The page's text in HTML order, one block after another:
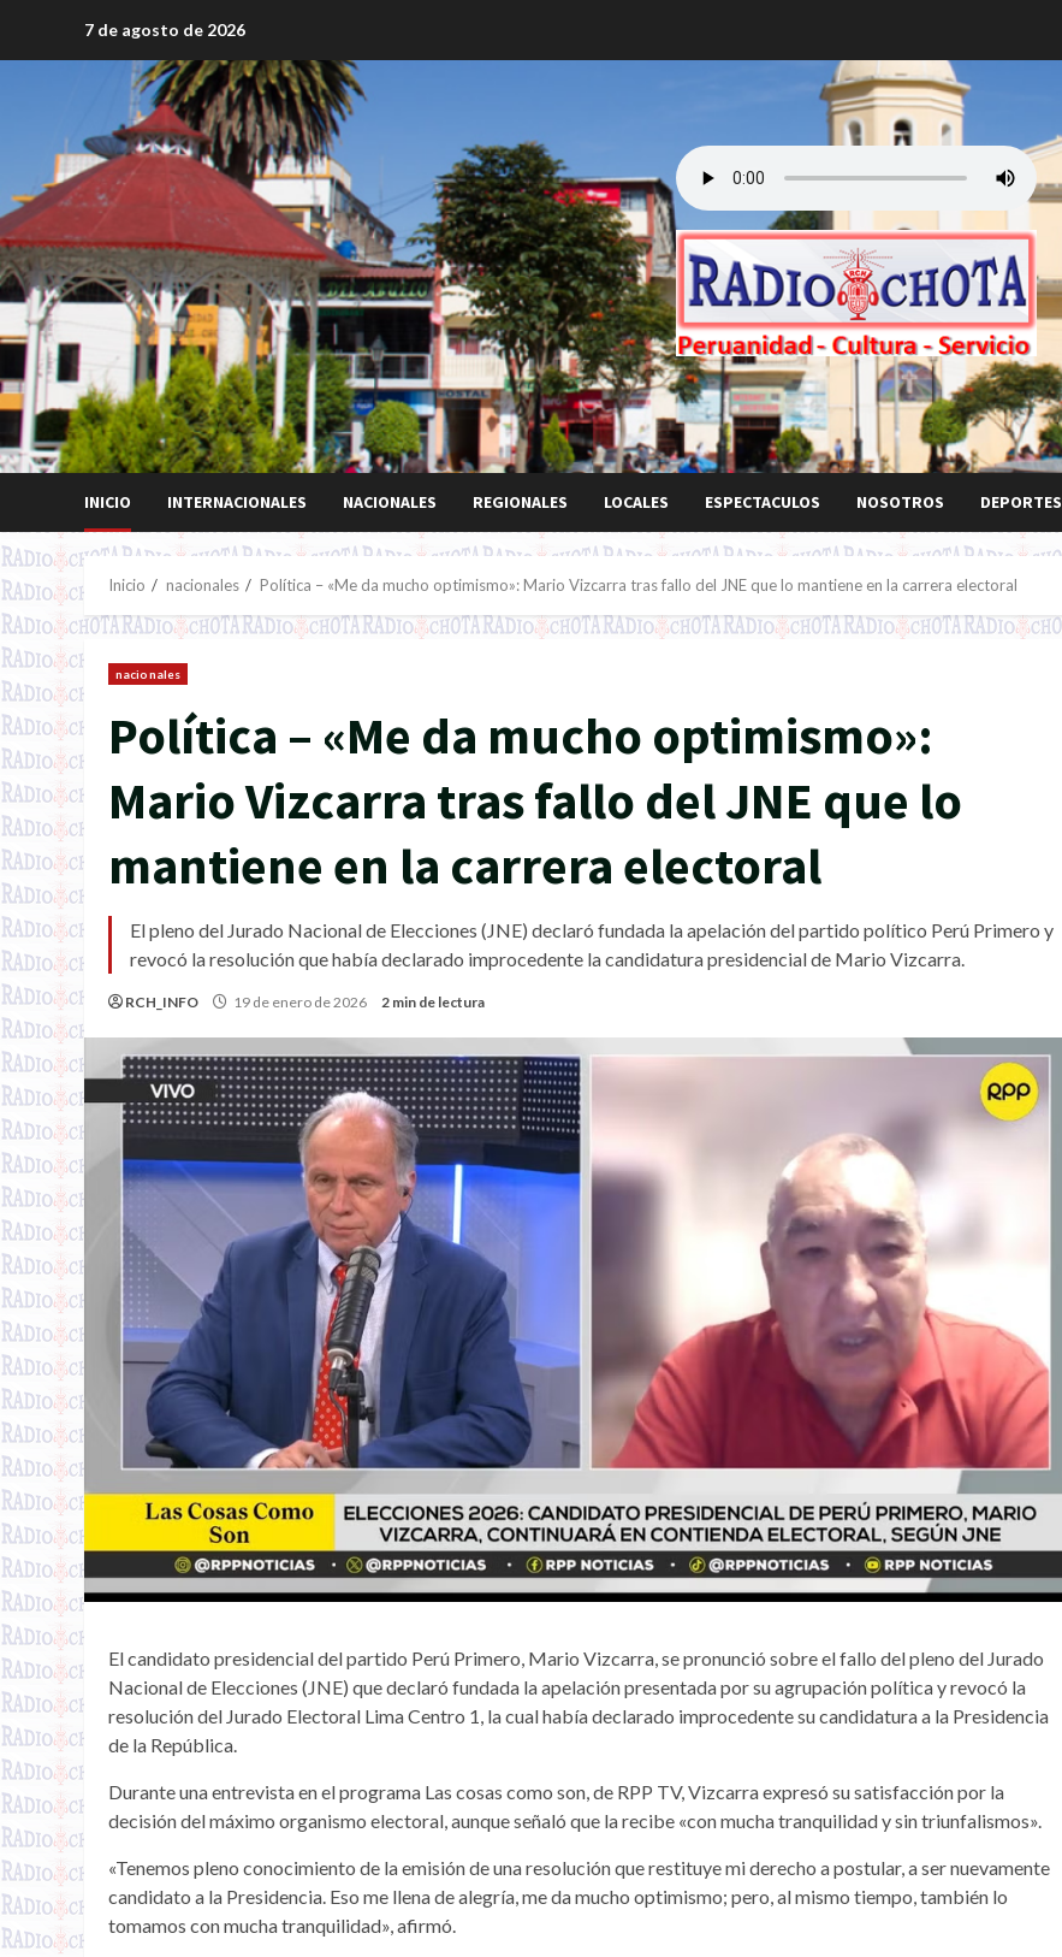
7 de agosto de 2026
INICIO INTERNACIONALES NACIONALES REGIONALES LOCALES ESPECTACULOS NOSOTROS DEPORTES
Inicio nacionales Política – «Me da mucho optimismo»: Mario Vizcarra tras fallo del JNE que lo mantiene en la carrera electoral
nacionales
Política – «Me da mucho optimismo»:
Mario Vizcarra tras fallo del JNE que lo
mantiene en la carrera electoral
El pleno del Jurado Nacional de Elecciones (JNE) declaró fundada la apelación del partido político Perú Primero y
revocó la resolución que había declarado improcedente la candidatura presidencial de Mario Vizcarra.
RCH_INFO 19 de enero de 2026 2 min de lectura
El candidato presidencial del partido Perú Primero, Mario Vizcarra, se pronunció sobre el fallo del pleno del Jurado
Nacional de Elecciones (JNE) que declaró fundada la apelación presentada por su agrupación política y revocó la
resolución del Jurado Electoral Lima Centro 1, la cual había declarado improcedente su candidatura a la Presidencia
de la República.
Durante una entrevista en el programa Las cosas como son, de RPP TV, Vizcarra expresó su satisfacción por la
decisión del máximo organismo electoral, aunque señaló que la recibe «con mucha tranquilidad y sin triunfalismos».
«Tenemos pleno conocimiento de la emisión de una resolución que restituye mi derecho a postular, a ser nuevamente
candidato a la Presidencia. Eso me llena de alegría, me da mucho optimismo; pero, al mismo tiempo, también lo
tomamos con mucha tranquilidad», afirmó.